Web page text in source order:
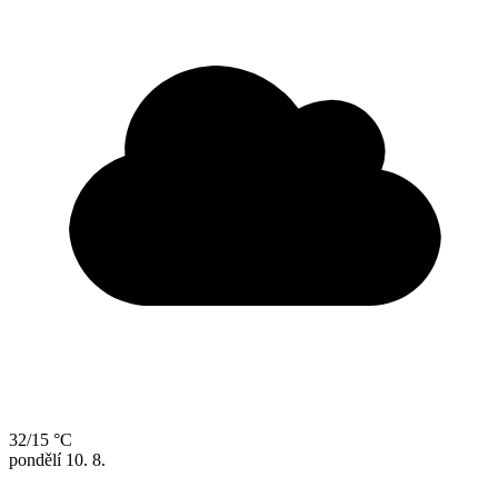
32/15 °C
pondělí 10. 8.